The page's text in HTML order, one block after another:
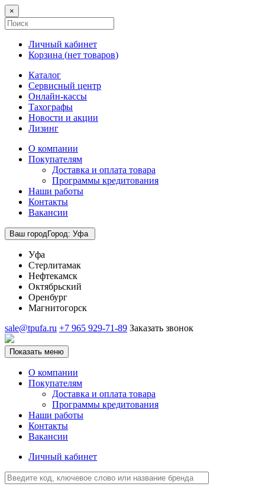
×
Личный кабинет
Корзина (нет товаров)
Каталог
Сервисный центр
Онлайн-кассы
Тахографы
Новости и акции
Лизинг
О компании
Покупателям
Доставка и оплата товара
Программы кредитования
Наши работы
Контакты
Вакансии
Ваш городГород: Уфа
Уфа
Стерлитамак
Нефтекамск
Октябрьский
Оренбург
Магнитогорск
sale@tpufa.ru +7 965 929-71-89 Заказать звонок
Показать меню
О компании
Покупателям
Доставка и оплата товара
Программы кредитования
Наши работы
Контакты
Вакансии
Личный кабинет